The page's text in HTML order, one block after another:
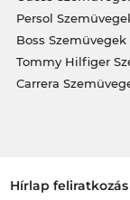
Persol
Boss Szemüvegek
Tommy Hilfiger
Carrera
Hírlap feliratkozás